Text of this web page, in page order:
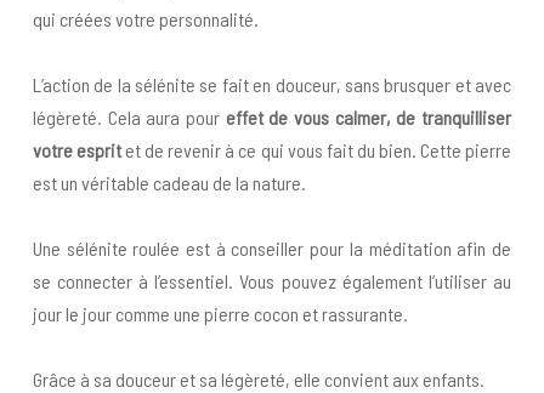
qui créées votre personnalité.
L’action de la sélénite se fait en douceur, sans brusquer et avec
légèreté. Cela aura pour effet de vous calmer, de tranquilliser
votre espritet de revenir à ce qui vous fait du bien. Cette pierre
est un véritable cadeau de la nature.
Une sélénite roulée est à conseiller pour la méditation afin de
se connecter à l’essentiel. Vous pouvez également l’utiliser au
jour le jour comme une pierre cocon et rassurante.
Grâce à sa douceur et sa légèreté, elle convient aux enfants.